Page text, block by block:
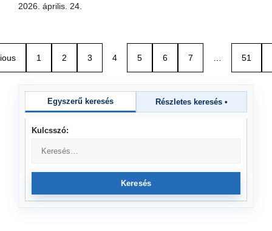
2026. április. 24.
1 2 3 4 5 6 7 … 51
Egyszerű keresés Részletes keresés •
Kulcsszó:
Keresés